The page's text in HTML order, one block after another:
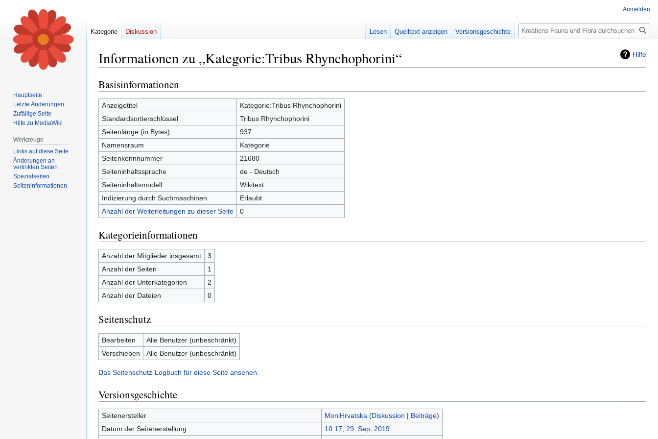
Hilfe
Informationen zu „Kategorie:Tribus Rhynchophorini“
Zur
Navigation
springen
Zur
Suche
springen
Basisinformationen
Anzeigetitel
Kategorie:Tribus Rhynchophorini
Standardsortierschlüssel
Tribus Rhynchophorini
Seitenlänge (in Bytes)
937
Namensraum
Kategorie
Seitenkennnummer
21680
Seiteninhaltssprache
de - Deutsch
Seiteninhaltsmodell
Wikitext
Indizierung durch Suchmaschinen
Erlaubt
Anzahl der Weiterleitungen zu dieser Seite
0
Kategorieinformationen
Anzahl der Mitglieder insgesamt
3
Anzahl der Seiten
1
Anzahl der Unterkategorien
2
Anzahl der Dateien
0
Seitenschutz
Bearbeiten
Alle Benutzer (unbeschränkt)
Verschieben
Alle Benutzer (unbeschränkt)
Das Seitenschutz-Logbuch für diese Seite ansehen.
Versionsgeschichte
Seitenersteller MoniHrvatska (Diskussion | Beiträge)
Datum der Seitenerstellung
10:17, 29. Sep. 2019
Anmelden
Kategorie Diskussion Lesen Quelltext anzeigen Versionsgeschichte Suche
Hauptseite
Letzte Änderungen
Zufällige Seite
Hilfe zu MediaWiki
Werkzeuge
Links auf diese Seite
Änderungen an
verlinkten Seiten
Spezialseiten
Seiten­informationen